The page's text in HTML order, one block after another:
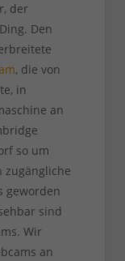
der
Den
, die von
in
an
so um
zugängliche
geworden
sind
Wir
an